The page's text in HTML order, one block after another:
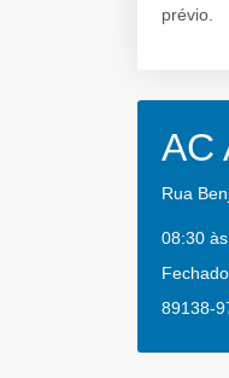
prévio.
AC
Rua
08:30
89138-